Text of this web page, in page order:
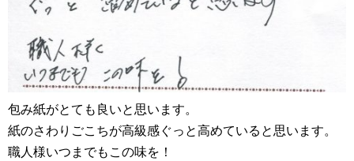
包み紙がとても良いと思います。
紙のさわりごこちが高級感ぐっと高めていると思います。
職人様いつまでもこの味を！